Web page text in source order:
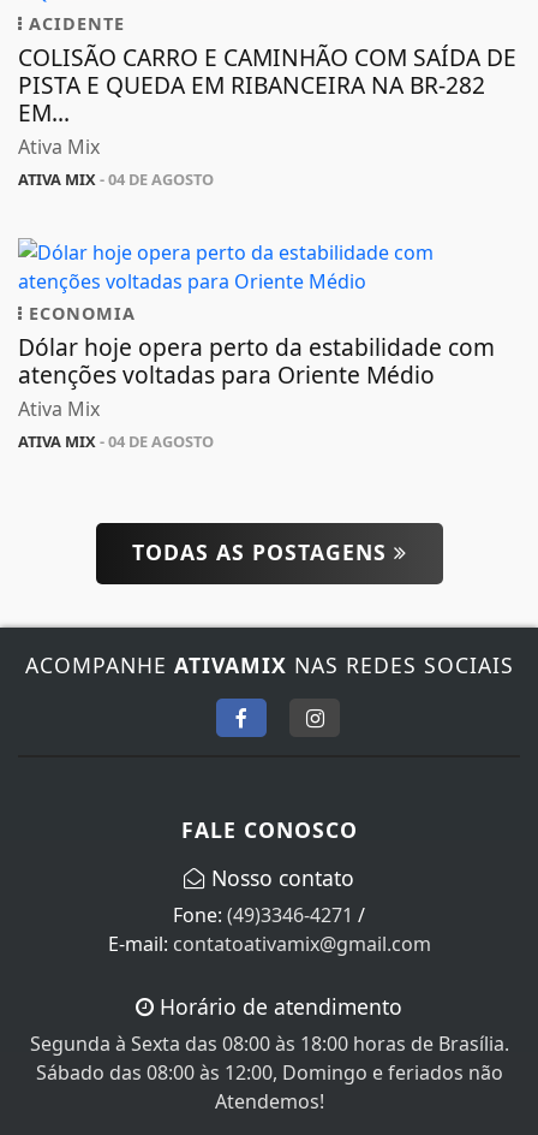
ACIDENTE
COLISÃO CARRO E CAMINHÃO COM SAÍDA DE
PISTA E QUEDA EM RIBANCEIRA NA BR-282
EM...
Ativa Mix
ATIVA MIX- 04 DE AGOSTO
ECONOMIA
Dólar hoje opera perto da estabilidade com
atenções voltadas para Oriente Médio
Ativa Mix
ATIVA MIX- 04 DE AGOSTO
TODAS AS POSTAGENS
ACOMPANHE ATIVAMIX NAS REDES SOCIAIS
FALE CONOSCO
Nosso contato
Fone: (49)3346-4271 /
E-mail: contatoativamix@gmail.com
Horário de atendimento
Segunda à Sexta das 08:00 às 18:00 horas de Brasília.
Sábado das 08:00 às 12:00, Domingo e feriados não
Atendemos!